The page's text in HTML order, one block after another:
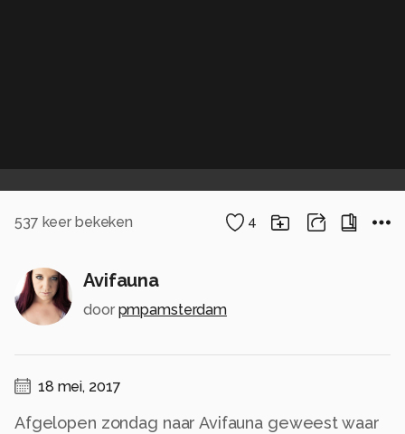
537 keer bekeken 4
Avifauna
door pmpamsterdam
18 mei, 2017
Afgelopen zondag naar Avifauna geweest waar